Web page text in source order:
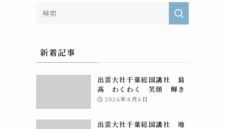
新着記事
出雲大社千葉総国講社 最
高 わくわく 笑顔 輝き
2026年8月6日
出雲大社千葉総国講社 地